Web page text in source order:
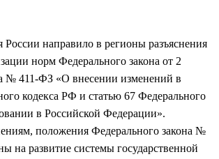
направило в регионы разъяснения
норм Федерального закона от 2
№ 411-ФЗ «О внесении изменений в
кодекса РФ и статью 67 Федерального
в Российской Федерации».
положения Федерального закона №
на развитие системы государственной